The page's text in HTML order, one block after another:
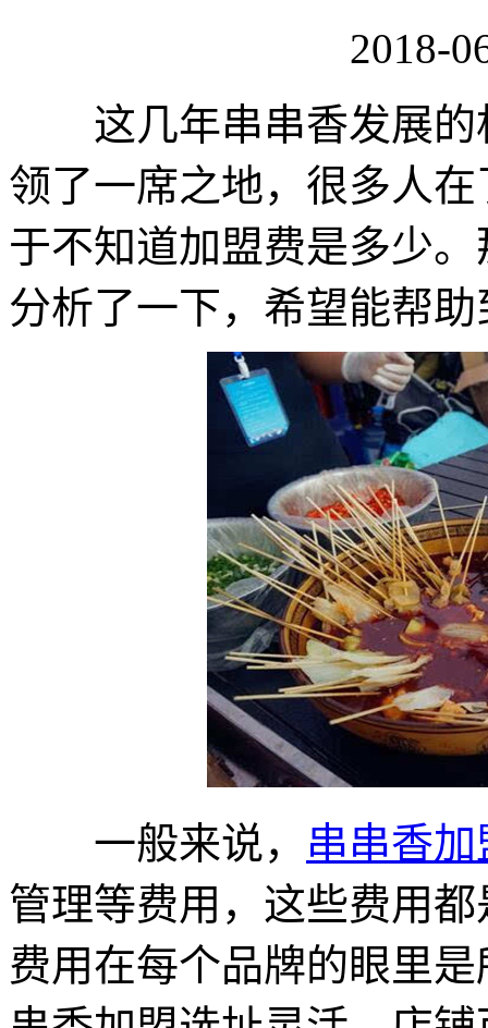
2018-
这几年串串香发展的
领了一席之地，很多人
于不知道加盟费是多少
分析了一下，希望能帮
一般来说， 串串香加
管理等费用，这些费用
费用在每个品牌的眼里